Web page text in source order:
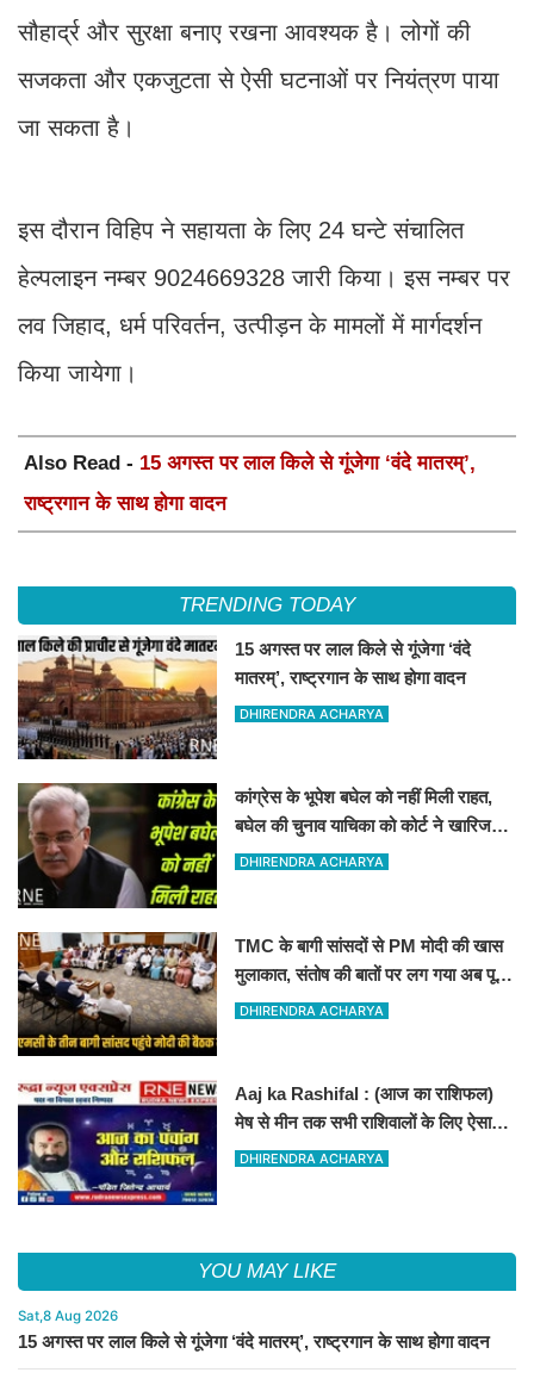
सौहार्द्र और सुरक्षा बनाए रखना आवश्यक है। लोगों की
सजकता और एकजुटता से ऐसी घटनाओं पर नियंत्रण पाया
जा सकता है।
इस दौरान विहिप ने सहायता के लिए 24 घन्टे संचालित
हेल्पलाइन नम्बर 9024669328 जारी किया। इस नम्बर पर
लव जिहाद, धर्म परिवर्तन, उत्पीड़न के मामलों में मार्गदर्शन
किया जायेगा।
Also Read - 15 अगस्त पर लाल किले से गूंजेगा ‘वंदे मातरम्’,
राष्ट्रगान के साथ होगा वादन
TRENDING TODAY
15 अगस्त पर लाल किले से गूंजेगा ‘वंदे
मातरम्’, राष्ट्रगान के साथ होगा वादन
DHIRENDRA ACHARYA
कांग्रेस के भूपेश बघेल को नहीं मिली राहत,
बघेल की चुनाव याचिका को कोर्ट ने खारिज
कर दिया
DHIRENDRA ACHARYA
TMC के बागी सांसदों से PM मोदी की खास
मुलाकात, संतोष की बातों पर लग गया अब पूरी
तरह विराम
DHIRENDRA ACHARYA
Aaj ka Rashifal : (आज का राशिफल)
मेष से मीन तक सभी राशिवालों के लिए ऐसा
रहेगा आज का दिन !
DHIRENDRA ACHARYA
YOU MAY LIKE
Sat,8 Aug 2026
15 अगस्त पर लाल किले से गूंजेगा ‘वंदे मातरम्’, राष्ट्रगान के साथ होगा वादन